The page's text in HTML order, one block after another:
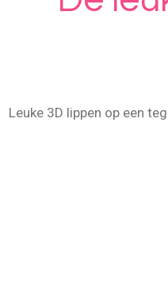
Leuke 3D lippen op een